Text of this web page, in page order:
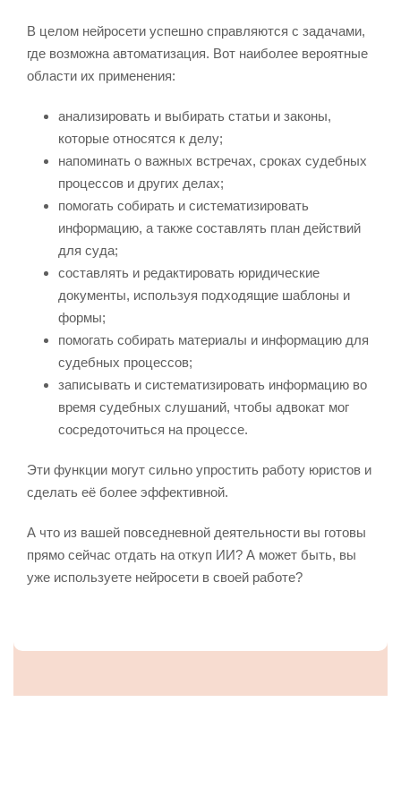
В целом нейросети успешно справляются с задачами,
где возможна автоматизация. Вот наиболее вероятные
области их применения:
анализировать и выбирать статьи и законы,
которые относятся к делу;
напоминать о важных встречах, сроках судебных
процессов и других делах;
помогать собирать и систематизировать
информацию, а также составлять план действий
для суда;
составлять и редактировать юридические
документы, используя подходящие шаблоны и
формы;
помогать собирать материалы и информацию для
судебных процессов;
записывать и систематизировать информацию во
время судебных слушаний, чтобы адвокат мог
сосредоточиться на процессе.
Эти функции могут сильно упростить работу юристов и
сделать её более эффективной.
А что из вашей повседневной деятельности вы готовы
прямо сейчас отдать на откуп ИИ? А может быть, вы
уже используете нейросети в своей работе?